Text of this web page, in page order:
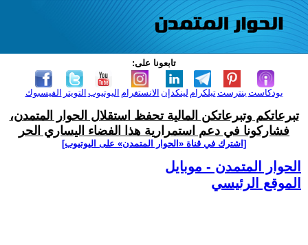
تابعونا على:
الفيسبوك التويتر اليوتيوب الانستغرام لينكدإن تيلكرامبنترست بودكاست
تبرعاتكم وتبرعاتكن المالية تحفظ استقلال الحوار المتمدن،
فشاركونا في دعم استمرارية هذا الفضاء اليساري الحر
[اشترك في قناة ‫«الحوار المتمدن» على اليوتيوب]
الحوار المتمدن - موبايل
الموقع الرئيسي